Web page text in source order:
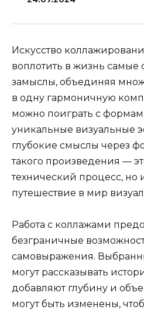
Искусство
воплотить в жизнь самые
замыслы, объединяя
в одну гармоничную
можно поиграть с
уникальные визуальные
глубокие смыслы через
такого произведения —
технический процесс, но
путешествие в мир
Работа с коллажами
безграничные
самовыражения.
могут рассказывать
добавляют глубину и
могут быть изменены,